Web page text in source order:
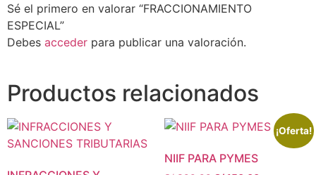
Sé el primero en valorar “FRACCIONAMIENTO
ESPECIAL”
Debes acceder para publicar una valoración.
Productos relacionados
¡Oferta!
NIIF PARA PYMES